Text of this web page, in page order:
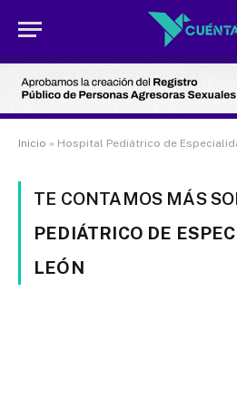
Inicio » Hospital Pediátrico de
TE CONTAMOS MÁS
PEDIÁTRICO DE
LEÓN